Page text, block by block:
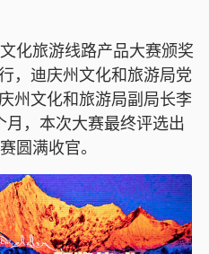
旅游线路产品大赛颁奖
，迪庆州文化和旅游局党
州文化和旅游局副局长李
，本次大赛最终评选出
圆满收官。